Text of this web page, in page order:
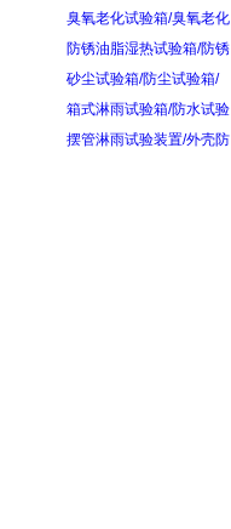
臭氧老化试验箱/臭氧老化
防锈油脂湿热试验箱/防锈
砂尘试验箱/防尘试验箱/
箱式淋雨试验箱/防水试验
摆管淋雨试验装置/外壳防